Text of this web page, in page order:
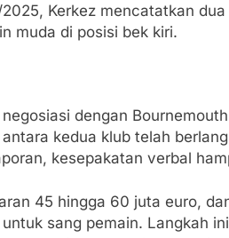
Kerkez mencatatkan
muda di posisi bek kiri.
dengan
kedua klub telah
kesepakatan verbal
45 hingga 60 juta euro,
sang pemain. Langkah